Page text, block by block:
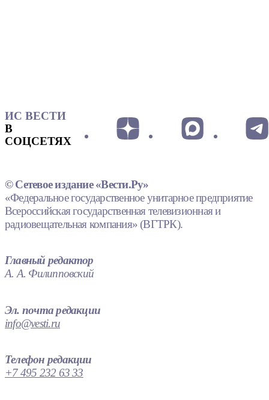
ИС ВЕСТИ
В
СОЦСЕТЯХ
© Сетевое издание «Вести.Ру»
«Федеральное государственное унитарное предприятие
Всероссийская государственная телевизионная и
радиовещательная компания» (ВГТРК).
Главный редактор
А. А. Филипповский
Эл. почта редакции
info@vesti.ru
Телефон редакции
+7 495 232 63 33